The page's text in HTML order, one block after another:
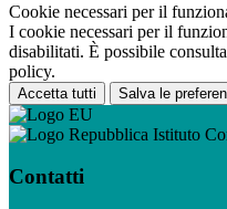
Cookie necessari per il
I cookie necessari per il
disabilitati. È possibile
policy.
Accetta tutti Salva le
Istituto
Contatti